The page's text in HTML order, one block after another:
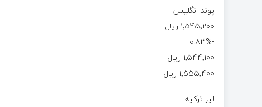
پوند انگلیس
۱٬۵۴۵٬۲۰۰ ریال
-0.83%
۱٬۵۴۴٬۱۰۰ ریال
۱٬۵۵۵٬۴۰۰ ریال
لیر ترکیه